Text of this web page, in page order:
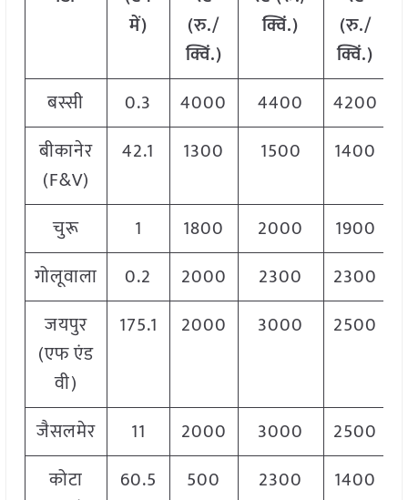
में)
(रु./
क्विं.)
क्विं.)
(रु./
क्विं.)
बस्सी
0.3 4000 4400
4200
बीकानेर
(F&V)
42.1 1300 1500 1400
चुरू 1 1800 2000
1900
गोलूवाला
0.2 2000 2300
2300
जयपुर
(एफ एंड
वी)
175.1 2000 3000 2500
जैसलमेर 11 2000 3000
2500
कोटा
60.5 500 2300 1400